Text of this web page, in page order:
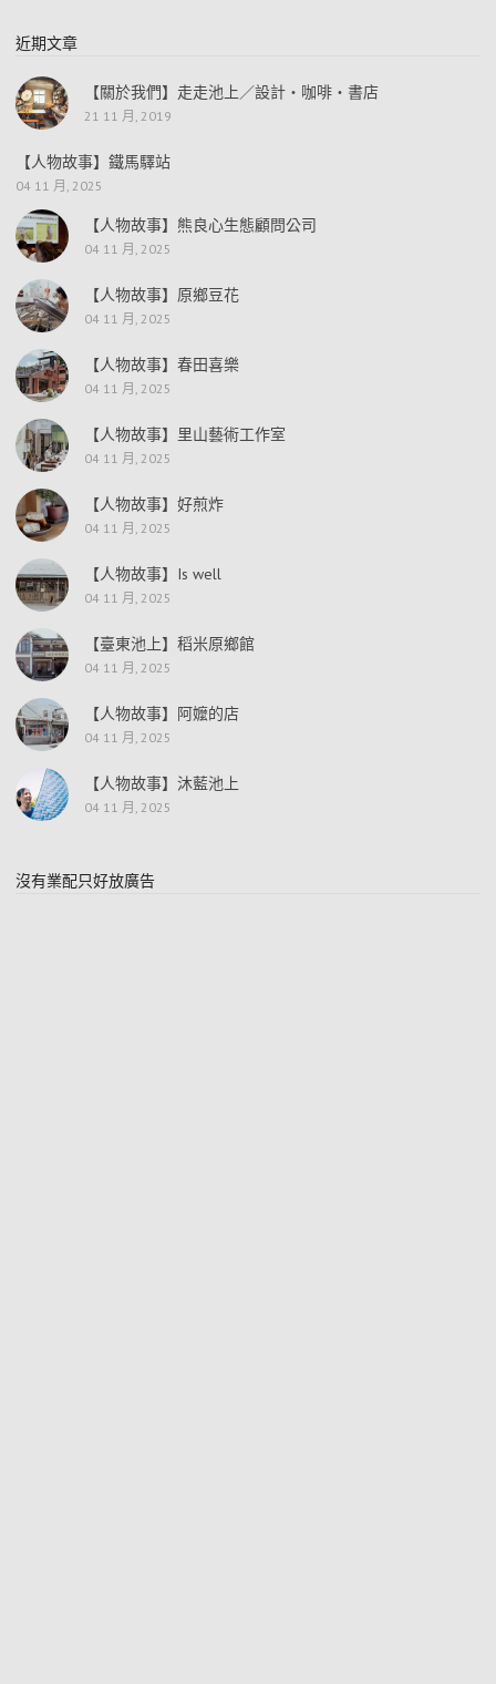
近期文章
【關於我們】走走池上／設計・咖啡・書店
21 11 月, 2019
【人物故事】鐵馬驛站
04 11 月, 2025
【人物故事】熊良心生態顧問公司
04 11 月, 2025
【人物故事】原鄉豆花
04 11 月, 2025
【人物故事】春田喜樂
04 11 月, 2025
【人物故事】里山藝術工作室
04 11 月, 2025
【人物故事】好煎炸
04 11 月, 2025
【人物故事】Is well
04 11 月, 2025
【臺東池上】稻米原鄉館
04 11 月, 2025
【人物故事】阿嬤的店
04 11 月, 2025
【人物故事】沐藍池上
04 11 月, 2025
沒有業配只好放廣告